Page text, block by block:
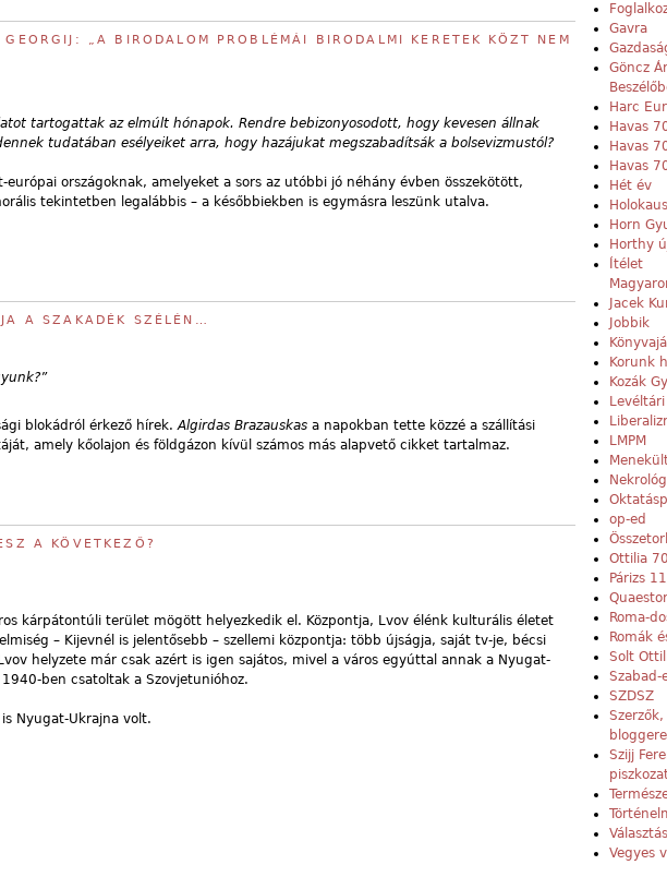
„A BIRODALOM PROBLÉMÁI BIRODALMI KERETEK KÖZT NEM
tartogattak az elmúlt hónapok. Rendre bebizonyosodott, hogy kevesen állnak
tudatában esélyeiket arra, hogy hazájukat megszabadítsák a bolsevizmustól?
európai országoknak, amelyeket a sors az utóbbi jó néhány évben összekötött,
tekintetben legalábbis – a későbbiekben is egymásra leszünk utalva.
A SZAKADÉK SZÉLÉN…
blokádról érkező hírek.Algirdas Brazauskas a napokban tette közzé a szállítási
amely kőolajon és földgázon kívül számos más alapvető cikket tartalmaz.
A KÖVETKEZŐ?
kárpátontúli terület mögött helyezkedik el. Központja, Lvov élénk kulturális életet
– Kijevnél is jelentősebb – szellemi központja: több újságja, saját tv-je, bécsi
helyzete már csak azért is igen sajátos, mivel a város egyúttal annak a Nyugat-
ben csatoltak a Szovjetunióhoz.
Nyugat-Ukrajna volt.
Gavra
Göncz
Harc
Havas
Havas
Havas
Hét év
Horn
Horthy
Ítélet
Jacek
Jobbik
Korunk
Kozák
LMPM
Nekrológ
op-ed
Ottilia
Párizs
Roma-
Romák
Solt
Szabad-
SZDSZ
Szijj
Vegyes